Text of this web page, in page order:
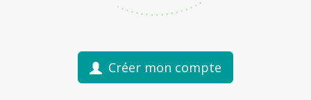
Créer mon compte